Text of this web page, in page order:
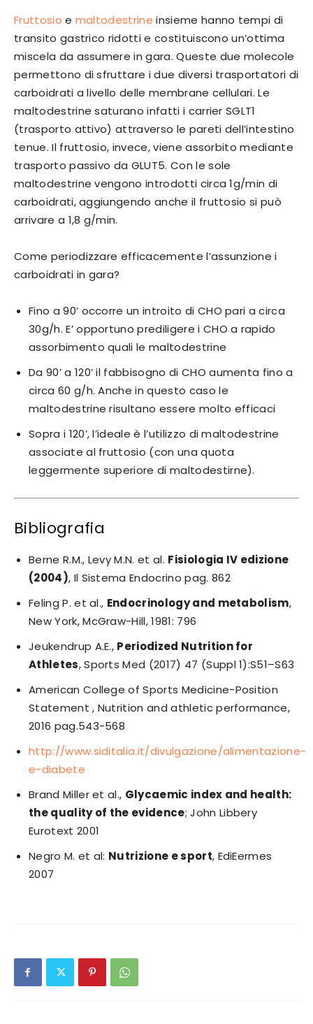
Fruttosio e maltodestrine insieme hanno tempi di
transito gastrico ridotti e costituiscono un’ottima
miscela da assumere in gara. Queste due molecole
permettono di sfruttare i due diversi trasportatori di
carboidrati a livello delle membrane cellulari. Le
maltodestrine saturano infatti i carrier SGLT1
(trasporto attivo) attraverso le pareti dell’intestino
tenue. Il fruttosio, invece, viene assorbito mediante
trasporto passivo da GLUT5. Con le sole
maltodestrine vengono introdotti circa 1g/min di
carboidrati, aggiungendo anche il fruttosio si può
arrivare a 1,8 g/min.
Come periodizzare efficacemente l’assunzione i
carboidrati in gara?
Fino a 90’ occorre un introito di CHO pari a circa
30g/h. E’ opportuno prediligere i CHO a rapido
assorbimento quali le maltodestrine
Da 90’ a 120’ il fabbisogno di CHO aumenta fino a
circa 60 g/h. Anche in questo caso le
maltodestrine risultano essere molto efficaci
Sopra i 120’, l’ideale è l’utilizzo di maltodestrine
associate al fruttosio (con una quota
leggermente superiore di maltodestirne).
Bibliografia
Berne R.M., Levy M.N. et al. Fisiologia IV edizione
(2004), Il Sistema Endocrino pag. 862
Feling P. et al., Endocrinology and metabolism,
New York, McGraw-Hill, 1981: 796
Jeukendrup A.E., Periodized Nutrition for
Athletes, Sports Med (2017) 47 (Suppl 1):S51–S63
American College of Sports Medicine-Position
Statement , Nutrition and athletic performance,
2016 pag.543-568
http://www.siditalia.it/divulgazione/alimentazione-
e-diabete
Brand Miller et al., Glycaemic index and health:
the quality of the evidence; John Libbery
Eurotext 2001
Negro M. et al: Nutrizione e sport, EdiEermes
2007